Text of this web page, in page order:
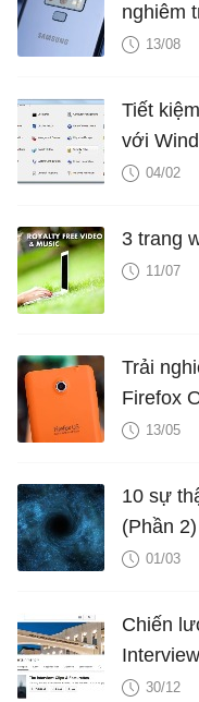
nghiêm
Samsung
13/08
Tiết
với
04/02
3 trang
11/07
Trải
Firefox
13/05
10 sự
(Phần 2)
01/03
Chiến
30/12